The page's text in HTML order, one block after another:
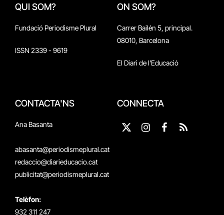
QUI SOM?
Fundació Periodisme Plural
ISSN 2339 - 9619
ON SOM?
Carrer Bailén 5, principal.
08010, Barcelona
El Diari de l'Educació
CONTACTA'NS
Ana Basanta
abasanta@periodismeplural.cat
redaccio@diarieducacio.cat
publicitat@periodismeplural.cat
Telèfon:
932 311 247
CONNECTA
X
Instagram
Facebook
RSS